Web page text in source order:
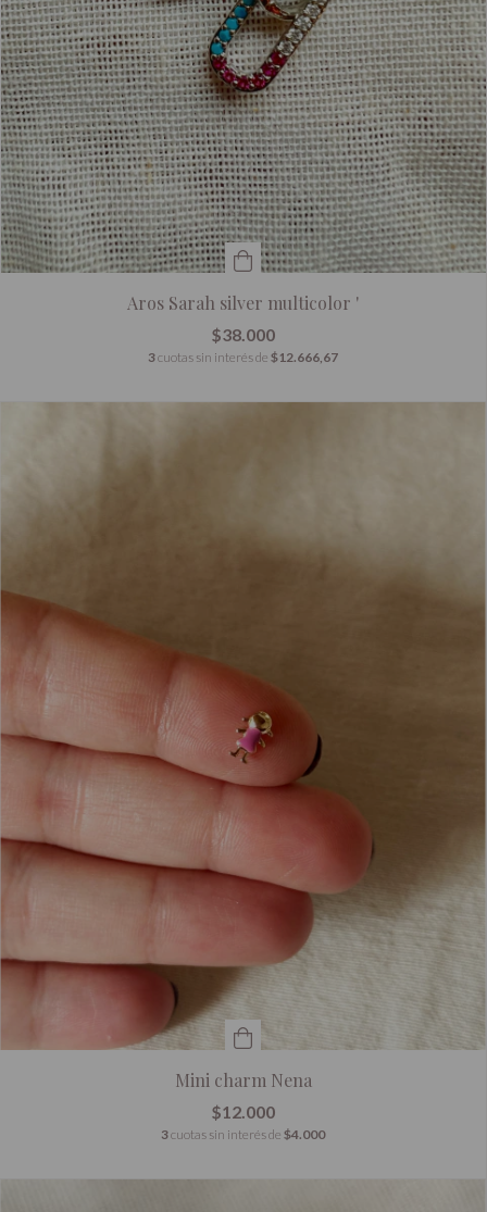
Aros Sarah silver multicolor '
$38.000
3cuotas sin interés de $12.666,67
Mini charm Nena
$12.000
3cuotas sin interés de $4.000